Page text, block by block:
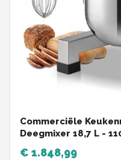
Commerciële
Deegmixer 18,7 L -
Kom - 3
€ 1.848,99